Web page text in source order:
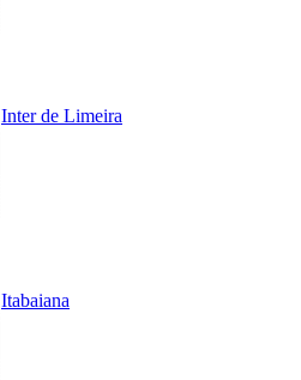
Inter de Limeira
Itabaiana